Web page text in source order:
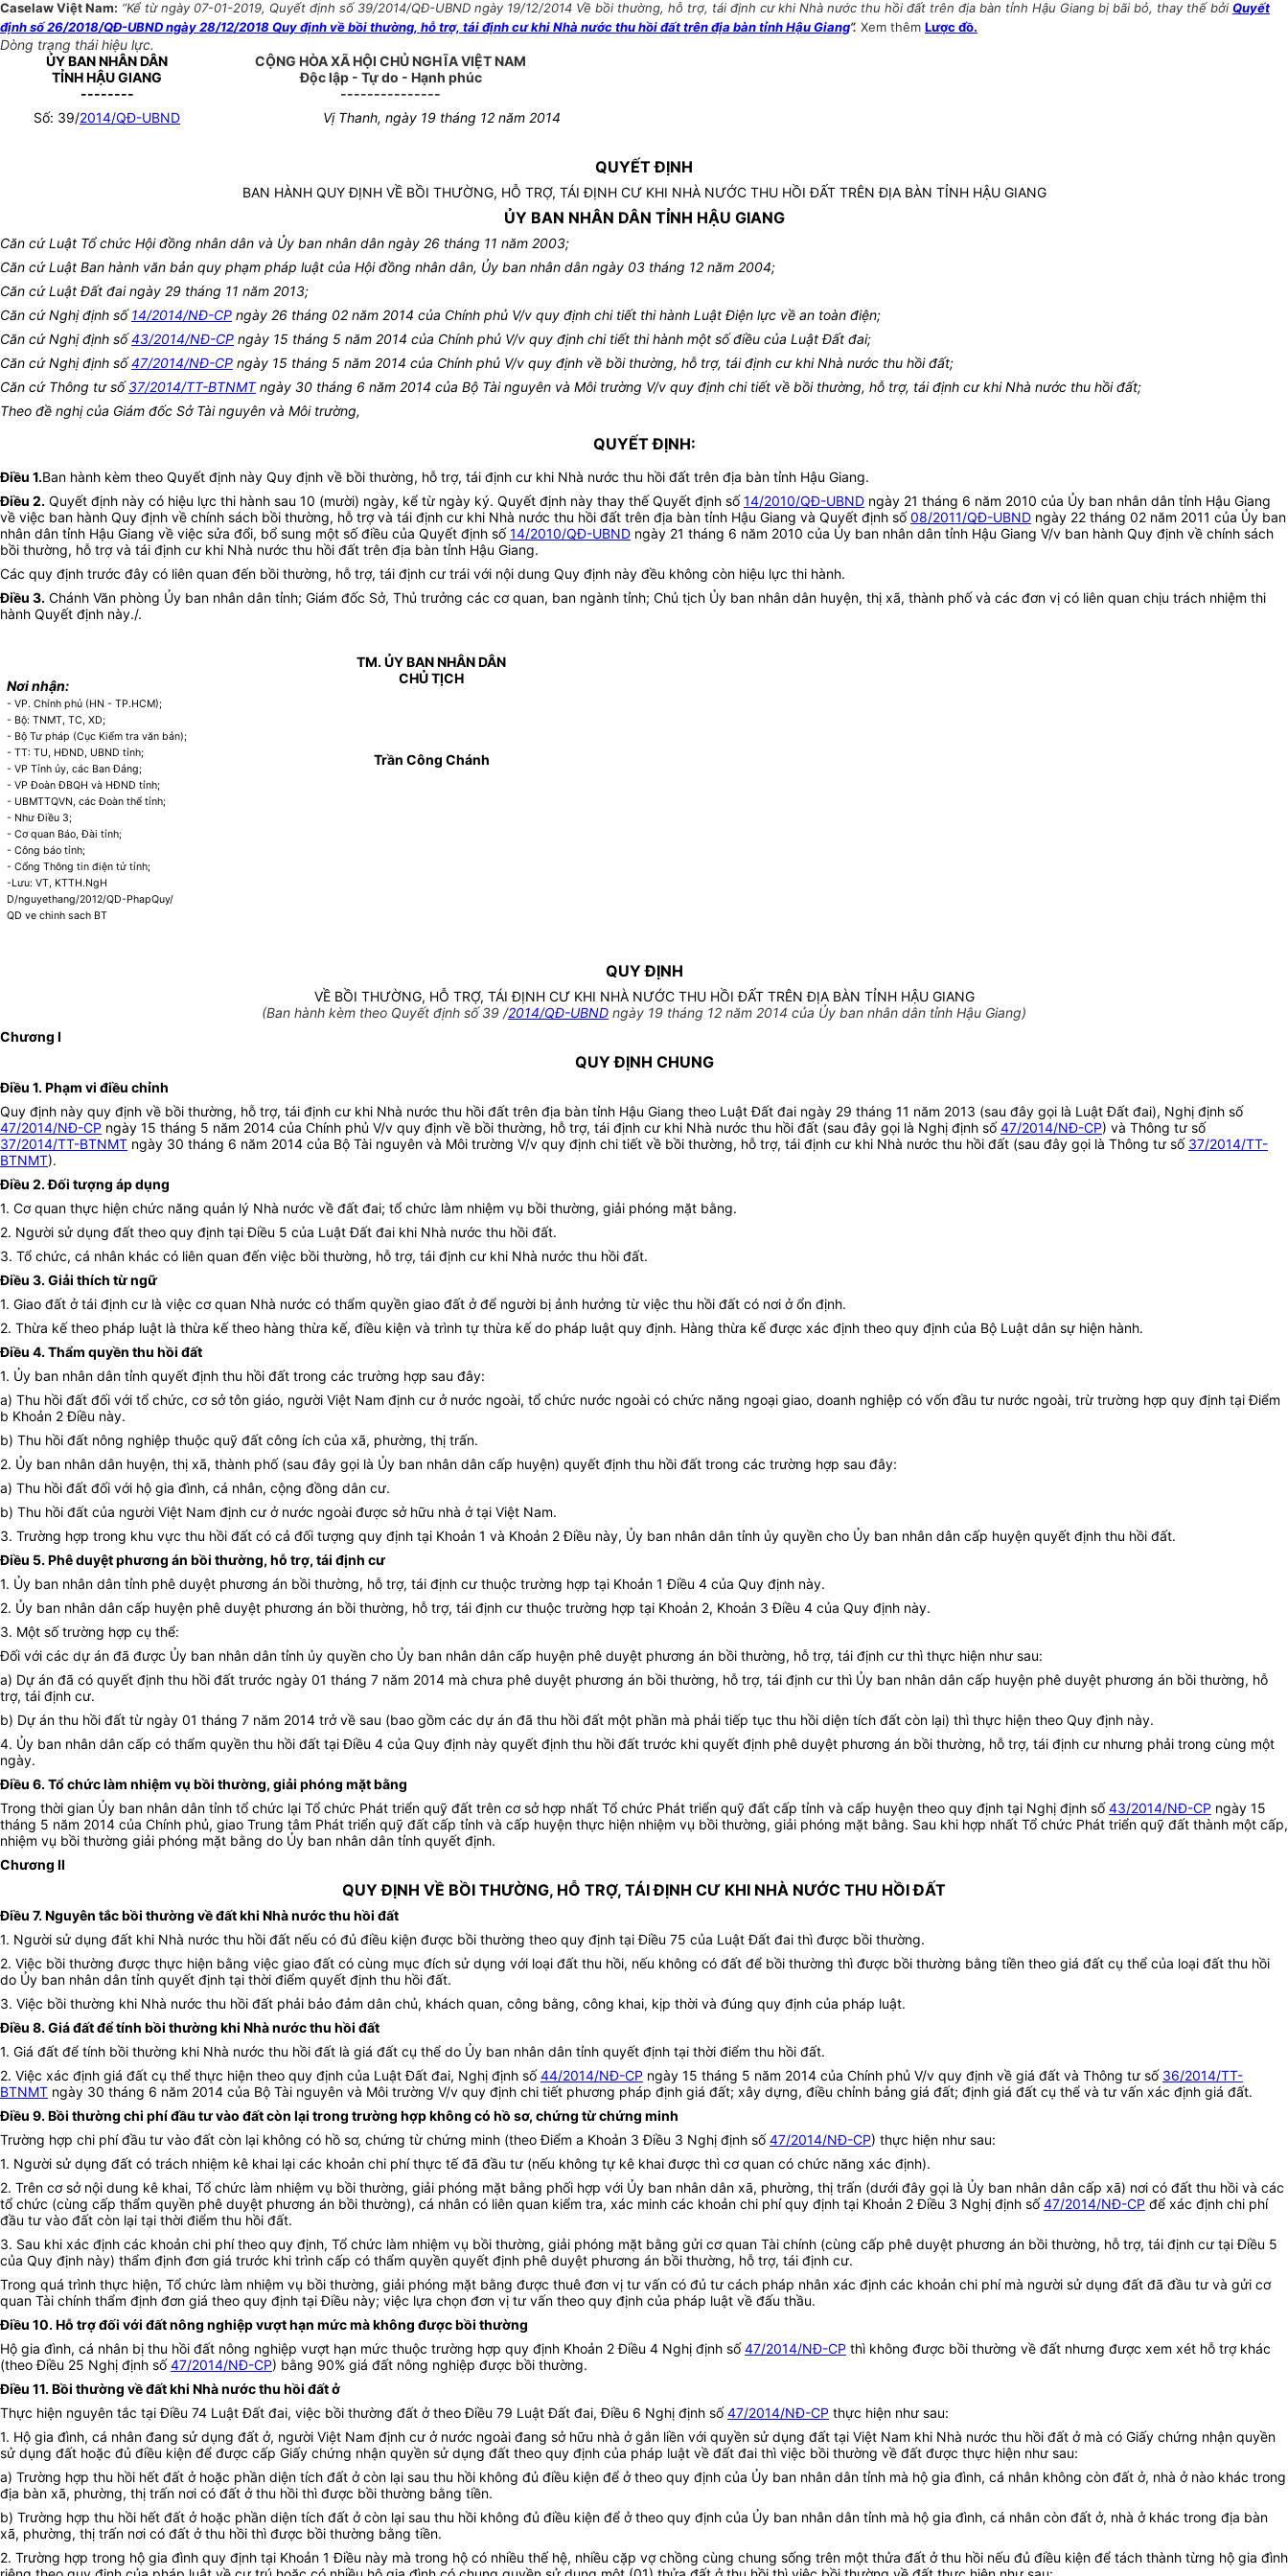
Caselaw Việt Nam: “Kể từ ngày 07-01-2019, Quyết định số 39/2014/QĐ-UBND ngày 19/12/2014 Về bồi thường, hỗ trợ, tái định cư khi Nhà nước thu hồi đất trên địa bàn tỉnh Hậu Giang bị bãi bỏ, thay thế bởi Quyết
định số 26/2018/QĐ-UBND ngày 28/12/2018 Quy định về bồi thường, hỗ trợ, tái định cư khi Nhà nước thu hồi đất trên địa bàn tỉnh Hậu Giang”. Xem thêm Lược đồ.
Dòng trạng thái hiệu lực.
ỦY BAN NHÂN DÂN
TỈNH HẬU GIANG
--------
CỘNG HÒA XÃ HỘI CHỦ NGHĨA VIỆT NAM
Độc lập - Tự do - Hạnh phúc
---------------
Số: 39/2014/QĐ-UBND Vị Thanh, ngày 19 tháng 12 năm 2014
QUYẾT ĐỊNH
BAN HÀNH QUY ĐỊNH VỀ BỒI THƯỜNG, HỖ TRỢ, TÁI ĐỊNH CƯ KHI NHÀ NƯỚC THU HỒI ĐẤT TRÊN ĐỊA BÀN TỈNH HẬU GIANG
ỦY BAN NHÂN DÂN TỈNH HẬU GIANG
Căn cứ Luật Tổ chức Hội đồng nhân dân và Ủy ban nhân dân ngày 26 tháng 11 năm 2003;
Căn cứ Luật Ban hành văn bản quy phạm pháp luật của Hội đồng nhân dân, Ủy ban nhân dân ngày 03 tháng 12 năm 2004;
Căn cứ Luật Đất đai ngày 29 tháng 11 năm 2013;
Căn cứ Nghị định số14/2014/NĐ-CP ngày 26 tháng 02 năm 2014 của Chính phủ V/v quy định chi tiết thi hành Luật Điện lực về an toàn điện;
Căn cứ Nghị định số43/2014/NĐ-CP ngày 15 tháng 5 năm 2014 của Chính phủ V/v quy định chi tiết thi hành một số điều của Luật Đất đai;
Căn cứ Nghị định số47/2014/NĐ-CP ngày 15 tháng 5 năm 2014 của Chính phủ V/v quy định về bồi thường, hỗ trợ, tái định cư khi Nhà nước thu hồi đất;
Căn cứ Thông tư số37/2014/TT-BTNMTngày 30 tháng 6 năm 2014 của Bộ Tài nguyên và Môi trường V/v quy định chi tiết về bồi thường, hỗ trợ, tái định cư khi Nhà nước thu hồi đất;
Theo đề nghị của Giám đốc Sở Tài nguyên và Môi trường,
QUYẾT ĐỊNH:
Điều 1.Ban hành kèm theo Quyết định này Quy định về bồi thường, hỗ trợ, tái định cư khi Nhà nước thu hồi đất trên địa bàn tỉnh Hậu Giang.
Điều 2. Quyết định này có hiệu lực thi hành sau 10 (mười) ngày, kể từ ngày ký. Quyết định này thay thế Quyết định số14/2010/QĐ-UBND ngày 21 tháng 6 năm 2010 của Ủy ban nhân dân tỉnh Hậu Giang
về việc ban hành Quy định về chính sách bồi thường, hỗ trợ và tái định cư khi Nhà nước thu hồi đất trên địa bàn tỉnh Hậu Giang và Quyết định số08/2011/QĐ-UBND ngày 22 tháng 02 năm 2011 của Ủy ban
nhân dân tỉnh Hậu Giang về việc sửa đổi, bổ sung một số điều của Quyết định số14/2010/QĐ-UBND ngày 21 tháng 6 năm 2010 của Ủy ban nhân dân tỉnh Hậu Giang V/v ban hành Quy định về chính sách
bồi thường, hỗ trợ và tái định cư khi Nhà nước thu hồi đất trên địa bàn tỉnh Hậu Giang.
Các quy định trước đây có liên quan đến bồi thường, hỗ trợ, tái định cư trái với nội dung Quy định này đều không còn hiệu lực thi hành.
Điều 3. Chánh Văn phòng Ủy ban nhân dân tỉnh; Giám đốc Sở, Thủ trưởng các cơ quan, ban ngành tỉnh; Chủ tịch Ủy ban nhân dân huyện, thị xã, thành phố và các đơn vị có liên quan chịu trách nhiệm thi
hành Quyết định này./.
Nơi nhận:
- VP. Chính phủ (HN - TP.HCM);
- Bộ: TNMT, TC, XD;
- Bộ Tư pháp (Cục Kiểm tra văn bản);
- TT: TU, HĐND, UBND tỉnh;
- VP Tỉnh ủy, các Ban Đảng;
- VP Đoàn ĐBQH và HĐND tỉnh;
- UBMTTQVN, các Đoàn thể tỉnh;
- Như Điều 3;
- Cơ quan Báo, Đài tỉnh;
- Công báo tỉnh;
- Cổng Thông tin điện tử tỉnh;
-Lưu: VT, KTTH.NgH
D/nguyethang/2012/QD-PhapQuy/
QD ve chinh sach BT
TM. ỦY BAN NHÂN DÂN
CHỦ TỊCH
Trần Công Chánh
QUY ĐỊNH
VỀ BỒI THƯỜNG, HỖ TRỢ, TÁI ĐỊNH CƯ KHI NHÀ NƯỚC THU HỒI ĐẤT TRÊN ĐỊA BÀN TỈNH HẬU GIANG
(Ban hành kèm theo Quyết định số 39 /2014/QĐ-UBND ngày 19 tháng 12 năm 2014 của Ủy ban nhân dân tỉnh Hậu Giang)
Chương I
QUY ĐỊNH CHUNG
Điều 1. Phạm vi điều chỉnh
Quy định này quy định về bồi thường, hỗ trợ, tái định cư khi Nhà nước thu hồi đất trên địa bàn tỉnh Hậu Giang theo Luật Đất đai ngày 29 tháng 11 năm 2013 (sau đây gọi là Luật Đất đai), Nghị định số
47/2014/NĐ-CP ngày 15 tháng 5 năm 2014 của Chính phủ V/v quy định về bồi thường, hỗ trợ, tái định cư khi Nhà nước thu hồi đất (sau đây gọi là Nghị định số47/2014/NĐ-CP) và Thông tư số
37/2014/TT-BTNMT ngày 30 tháng 6 năm 2014 của Bộ Tài nguyên và Môi trường V/v quy định chi tiết về bồi thường, hỗ trợ, tái định cư khi Nhà nước thu hồi đất (sau đây gọi là Thông tư số 37/2014/TT-
BTNMT).
Điều 2. Đối tượng áp dụng
1. Cơ quan thực hiện chức năng quản lý Nhà nước về đất đai; tổ chức làm nhiệm vụ bồi thường, giải phóng mặt bằng.
2. Người sử dụng đất theo quy định tại Điều 5 của Luật Đất đai khi Nhà nước thu hồi đất.
3. Tổ chức, cá nhân khác có liên quan đến việc bồi thường, hỗ trợ, tái định cư khi Nhà nước thu hồi đất.
Điều 3. Giải thích từ ngữ
1. Giao đất ở tái định cư là việc cơ quan Nhà nước có thẩm quyền giao đất ở để người bị ảnh hưởng từ việc thu hồi đất có nơi ở ổn định.
2. Thừa kế theo pháp luật là thừa kế theo hàng thừa kế, điều kiện và trình tự thừa kế do pháp luật quy định. Hàng thừa kế được xác định theo quy định của Bộ Luật dân sự hiện hành.
Điều 4. Thẩm quyền thu hồi đất
1. Ủy ban nhân dân tỉnh quyết định thu hồi đất trong các trường hợp sau đây:
a) Thu hồi đất đối với tổ chức, cơ sở tôn giáo, người Việt Nam định cư ở nước ngoài, tổ chức nước ngoài có chức năng ngoại giao, doanh nghiệp có vốn đầu tư nước ngoài, trừ trường hợp quy định tại Điểm
b Khoản 2 Điều này.
b) Thu hồi đất nông nghiệp thuộc quỹ đất công ích của xã, phường, thị trấn.
2. Ủy ban nhân dân huyện, thị xã, thành phố (sau đây gọi là Ủy ban nhân dân cấp huyện) quyết định thu hồi đất trong các trường hợp sau đây:
a) Thu hồi đất đối với hộ gia đình, cá nhân, cộng đồng dân cư.
b) Thu hồi đất của người Việt Nam định cư ở nước ngoài được sở hữu nhà ở tại Việt Nam.
3. Trường hợp trong khu vực thu hồi đất có cả đối tượng quy định tại Khoản 1 và Khoản 2 Điều này, Ủy ban nhân dân tỉnh ủy quyền cho Ủy ban nhân dân cấp huyện quyết định thu hồi đất.
Điều 5. Phê duyệt phương án bồi thường, hỗ trợ, tái định cư
1. Ủy ban nhân dân tỉnh phê duyệt phương án bồi thường, hỗ trợ, tái định cư thuộc trường hợp tại Khoản 1 Điều 4 của Quy định này.
2. Ủy ban nhân dân cấp huyện phê duyệt phương án bồi thường, hỗ trợ, tái định cư thuộc trường hợp tại Khoản 2, Khoản 3 Điều 4 của Quy định này.
3. Một số trường hợp cụ thể:
Đối với các dự án đã được Ủy ban nhân dân tỉnh ủy quyền cho Ủy ban nhân dân cấp huyện phê duyệt phương án bồi thường, hỗ trợ, tái định cư thì thực hiện như sau:
a) Dự án đã có quyết định thu hồi đất trước ngày 01 tháng 7 năm 2014 mà chưa phê duyệt phương án bồi thường, hỗ trợ, tái định cư thì Ủy ban nhân dân cấp huyện phê duyệt phương án bồi thường, hỗ
trợ, tái định cư.
b) Dự án thu hồi đất từ ngày 01 tháng 7 năm 2014 trở về sau (bao gồm các dự án đã thu hồi đất một phần mà phải tiếp tục thu hồi diện tích đất còn lại) thì thực hiện theo Quy định này.
4. Ủy ban nhân dân cấp có thẩm quyền thu hồi đất tại Điều 4 của Quy định này quyết định thu hồi đất trước khi quyết định phê duyệt phương án bồi thường, hỗ trợ, tái định cư nhưng phải trong cùng một
ngày.
Điều 6. Tổ chức làm nhiệm vụ bồi thường, giải phóng mặt bằng
Trong thời gian Ủy ban nhân dân tỉnh tổ chức lại Tổ chức Phát triển quỹ đất trên cơ sở hợp nhất Tổ chức Phát triển quỹ đất cấp tỉnh và cấp huyện theo quy định tại Nghị định số43/2014/NĐ-CP ngày 15
tháng 5 năm 2014 của Chính phủ, giao Trung tâm Phát triển quỹ đất cấp tỉnh và cấp huyện thực hiện nhiệm vụ bồi thường, giải phóng mặt bằng. Sau khi hợp nhất Tổ chức Phát triển quỹ đất thành một cấp,
nhiệm vụ bồi thường giải phóng mặt bằng do Ủy ban nhân dân tỉnh quyết định.
Chương II
QUY ĐỊNH VỀ BỒI THƯỜNG, HỖ TRỢ, TÁI ĐỊNH CƯ KHI NHÀ NƯỚC THU HỒI ĐẤT
Điều 7. Nguyên tắc bồi thường về đất khi Nhà nước thu hồi đất
1. Người sử dụng đất khi Nhà nước thu hồi đất nếu có đủ điều kiện được bồi thường theo quy định tại Điều 75 của Luật Đất đai thì được bồi thường.
2. Việc bồi thường được thực hiện bằng việc giao đất có cùng mục đích sử dụng với loại đất thu hồi, nếu không có đất để bồi thường thì được bồi thường bằng tiền theo giá đất cụ thể của loại đất thu hồi
do Ủy ban nhân dân tỉnh quyết định tại thời điểm quyết định thu hồi đất.
3. Việc bồi thường khi Nhà nước thu hồi đất phải bảo đảm dân chủ, khách quan, công bằng, công khai, kịp thời và đúng quy định của pháp luật.
Điều 8. Giá đất để tính bồi thường khi Nhà nước thu hồi đất
1. Giá đất để tính bồi thường khi Nhà nước thu hồi đất là giá đất cụ thể do Ủy ban nhân dân tỉnh quyết định tại thời điểm thu hồi đất.
2. Việc xác định giá đất cụ thể thực hiện theo quy định của Luật Đất đai, Nghị định số44/2014/NĐ-CP ngày 15 tháng 5 năm 2014 của Chính phủ V/v quy định về giá đất và Thông tư số 36/2014/TT-
BTNMT ngày 30 tháng 6 năm 2014 của Bộ Tài nguyên và Môi trường V/v quy định chi tiết phương pháp định giá đất; xây dựng, điều chỉnh bảng giá đất; định giá đất cụ thể và tư vấn xác định giá đất.
Điều 9. Bồi thường chi phí đầu tư vào đất còn lại trong trường hợp không có hồ sơ, chứng từ chứng minh
Trường hợp chi phí đầu tư vào đất còn lại không có hồ sơ, chứng từ chứng minh (theo Điểm a Khoản 3 Điều 3 Nghị định số47/2014/NĐ-CP) thực hiện như sau:
1. Người sử dụng đất có trách nhiệm kê khai lại các khoản chi phí thực tế đã đầu tư (nếu không tự kê khai được thì cơ quan có chức năng xác định).
2. Trên cơ sở nội dung kê khai, Tổ chức làm nhiệm vụ bồi thường, giải phóng mặt bằng phối hợp với Ủy ban nhân dân xã, phường, thị trấn (dưới đây gọi là Ủy ban nhân dân cấp xã) nơi có đất thu hồi và các
tổ chức (cùng cấp thẩm quyền phê duyệt phương án bồi thường), cá nhân có liên quan kiểm tra, xác minh các khoản chi phí quy định tại Khoản 2 Điều 3 Nghị định số47/2014/NĐ-CP để xác định chi phí
đầu tư vào đất còn lại tại thời điểm thu hồi đất.
3. Sau khi xác định các khoản chi phí theo quy định, Tổ chức làm nhiệm vụ bồi thường, giải phóng mặt bằng gửi cơ quan Tài chính (cùng cấp phê duyệt phương án bồi thường, hỗ trợ, tái định cư tại Điều 5
của Quy định này) thẩm định đơn giá trước khi trình cấp có thẩm quyền quyết định phê duyệt phương án bồi thường, hỗ trợ, tái định cư.
Trong quá trình thực hiện, Tổ chức làm nhiệm vụ bồi thường, giải phóng mặt bằng được thuê đơn vị tư vấn có đủ tư cách pháp nhân xác định các khoản chi phí mà người sử dụng đất đã đầu tư và gửi cơ
quan Tài chính thẩm định đơn giá theo quy định tại Điều này; việc lựa chọn đơn vị tư vấn theo quy định của pháp luật về đấu thầu.
Điều 10. Hỗ trợ đối với đất nông nghiệp vượt hạn mức mà không được bồi thường
Hộ gia đình, cá nhân bị thu hồi đất nông nghiệp vượt hạn mức thuộc trường hợp quy định Khoản 2 Điều 4 Nghị định số47/2014/NĐ-CP thì không được bồi thường về đất nhưng được xem xét hỗ trợ khác
(theo Điều 25 Nghị định số47/2014/NĐ-CP) bằng 90% giá đất nông nghiệp được bồi thường.
Điều 11. Bồi thường về đất khi Nhà nước thu hồi đất ở
Thực hiện nguyên tắc tại Điều 74 Luật Đất đai, việc bồi thường đất ở theo Điều 79 Luật Đất đai, Điều 6 Nghị định số47/2014/NĐ-CP thực hiện như sau:
1. Hộ gia đình, cá nhân đang sử dụng đất ở, người Việt Nam định cư ở nước ngoài đang sở hữu nhà ở gắn liền với quyền sử dụng đất tại Việt Nam khi Nhà nước thu hồi đất ở mà có Giấy chứng nhận quyền
sử dụng đất hoặc đủ điều kiện để được cấp Giấy chứng nhận quyền sử dụng đất theo quy định của pháp luật về đất đai thì việc bồi thường về đất được thực hiện như sau:
a) Trường hợp thu hồi hết đất ở hoặc phần diện tích đất ở còn lại sau thu hồi không đủ điều kiện để ở theo quy định của Ủy ban nhân dân tỉnh mà hộ gia đình, cá nhân không còn đất ở, nhà ở nào khác trong
địa bàn xã, phường, thị trấn nơi có đất ở thu hồi thì được bồi thường bằng tiền.
b) Trường hợp thu hồi hết đất ở hoặc phần diện tích đất ở còn lại sau thu hồi không đủ điều kiện để ở theo quy định của Ủy ban nhân dân tỉnh mà hộ gia đình, cá nhân còn đất ở, nhà ở khác trong địa bàn
xã, phường, thị trấn nơi có đất ở thu hồi thì được bồi thường bằng tiền.
2. Trường hợp trong hộ gia đình quy định tại Khoản 1 Điều này mà trong hộ có nhiều thế hệ, nhiều cặp vợ chồng cùng chung sống trên một thửa đất ở thu hồi nếu đủ điều kiện để tách thành từng hộ gia đình